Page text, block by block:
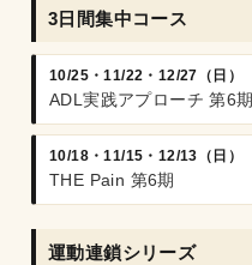
3日間集中コース
10/25・11/22・12/27（日）
ADL実践アプローチ 第6期
10/18・11/15・12/13（日）
THE Pain 第6期
運動連鎖シリーズ